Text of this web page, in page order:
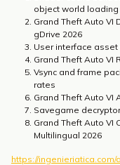
object world loading
Grand Theft Auto VI
gDrive 2026
User interface
Grand Theft Auto VI
Vsync and frame
rates
Grand Theft Auto VI
Savegame
Grand Theft Auto VI
Multilingual 2026
https://